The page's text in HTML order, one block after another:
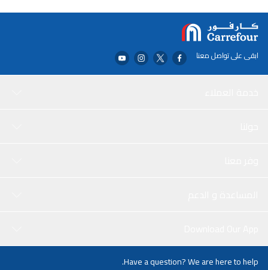
ابقى على تواصل معنا
Have a question? We are here to help.